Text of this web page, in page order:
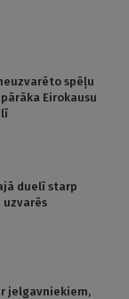
spēļu
Eirokausu
duelī starp
uzvarēs
jelgavniekiem,